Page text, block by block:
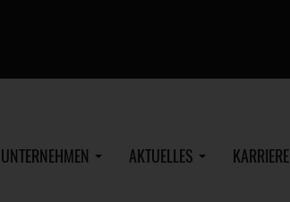
UNTERNEHMEN AKTUELLES KARRIERE